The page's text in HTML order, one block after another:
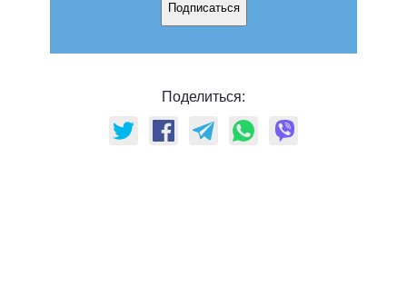
Подписаться
Поделиться: